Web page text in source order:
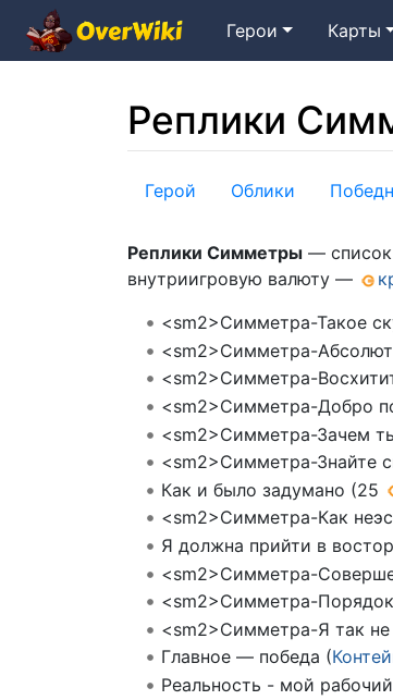
Герои Карты
Реплики
Перейти к: навигация поиск
Герой Облики
Реплики Симметры — список
внутриигровую валюту —
<sm2>Симметра-Такое
<sm2>Симметра-
<sm2>Симметра-
<sm2>Симметра-Добро
<sm2>Симметра-Зачем
<sm2>Симметра-Знайте
Как и было задумано (25
<sm2>Симметра-Как
Я должна прийти в
<sm2>Симметра-
<sm2>Симметра-
<sm2>Симметра-Я так
Главное — победа (
Реальность - мой